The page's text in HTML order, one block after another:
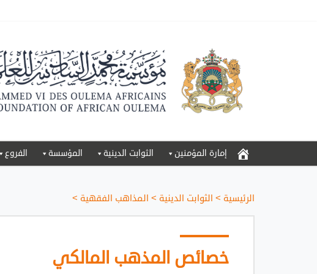
إمارة المؤمنين الثوابت الدينية المؤسسة الفروع
الرئيسية > الثوابت الدينية > المذاهب الفقهية >
خصائص المذهب المالكي